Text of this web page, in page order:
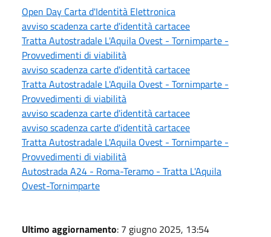
Open Day Carta d'Identità Elettronica
avviso scadenza carte d'identità cartacee
Tratta Autostradale L'Aquila Ovest - Tornimparte -
Provvedimenti di viabilità
avviso scadenza carte d'identità cartacee
Tratta Autostradale L'Aquila Ovest - Tornimparte -
Provvedimenti di viabilità
avviso scadenza carte d'identità cartacee
avviso scadenza carte d'identità cartacee
Tratta Autostradale L'Aquila Ovest - Tornimparte -
Provvedimenti di viabilità
Autostrada A24 - Roma-Teramo - Tratta L'Aquila
Ovest-Tornimparte
Ultimo aggiornamento: 7 giugno 2025, 13:54